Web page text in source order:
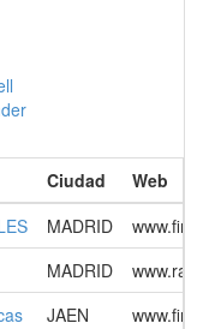
Ciudad
Web
MADRID
MADRID
JAEN